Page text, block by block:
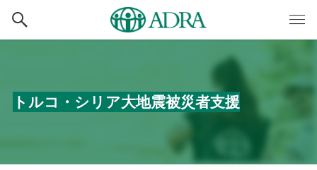
トルコ・シリア大地震被災者支援